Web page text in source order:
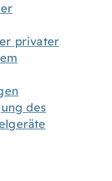
privater
des